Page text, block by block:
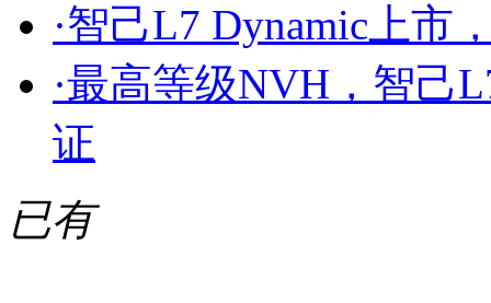
·智己L7 Dynamic上市
·最高等级NVH，智己
证
已有